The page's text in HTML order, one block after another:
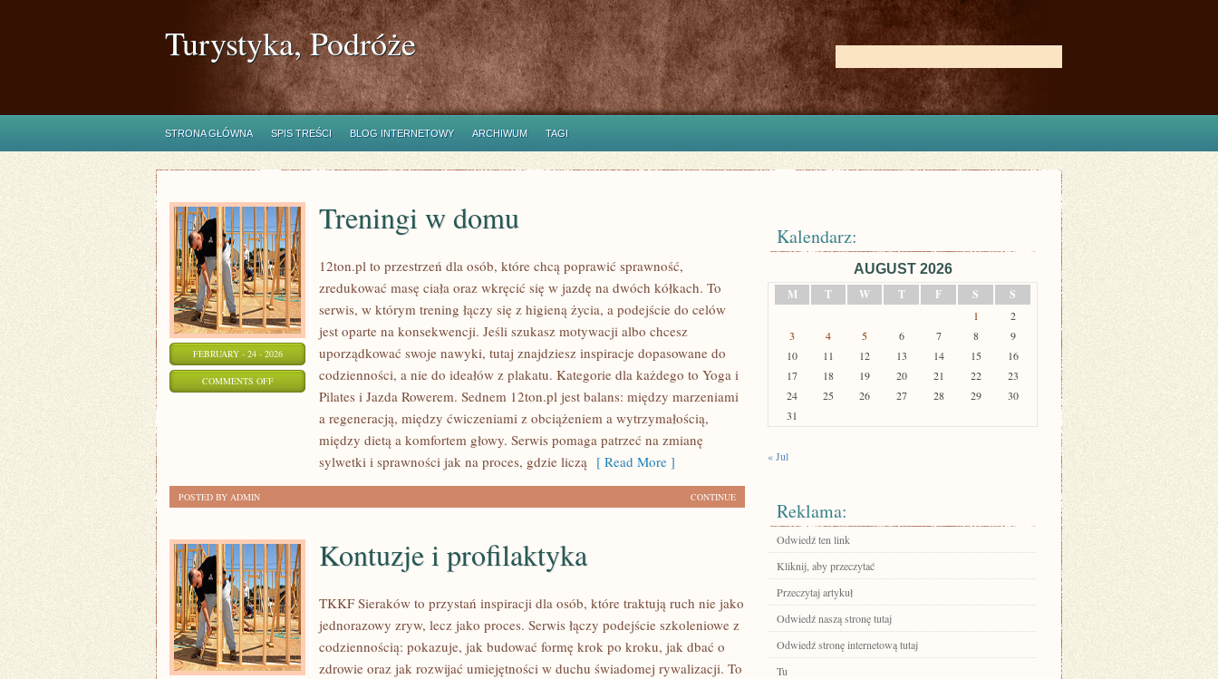
Turystyka, Podróże
STRONA GŁÓWNA SPIS TREŚCI BLOG INTERNETOWY ARCHIWUM TAGI
FEBRUARY - 24 - 2026
COMMENTS OFFON
Treningi w domu
12ton.pl to przestrzeń dla osób, które chcą poprawić sprawność,
zredukować masę ciała oraz wkręcić się w jazdę na dwóch kółkach. To
serwis, w którym trening łączy się z higieną życia, a podejście do celów
jest oparte na konsekwencji. Jeśli szukasz motywacji albo chcesz
uporządkować swoje nawyki, tutaj znajdziesz inspiracje dopasowane do
codzienności, a nie do ideałów z plakatu. Kategorie dla każdego to Yoga i
Pilates i Jazda Rowerem. Sednem 12ton.pl jest balans: między marzeniami
a regeneracją, między ćwiczeniami z obciążeniem a wytrzymałością,
między dietą a komfortem głowy. Serwis pomaga patrzeć na zmianę
sylwetki i sprawności jak na proces, gdzie liczą [ Read More ]
CONTINUE
POSTED BY ADMIN
Kontuzje i profilaktyka
TKKF Sieraków to przystań inspiracji dla osób, które traktują ruch nie jako
jednorazowy zryw, lecz jako proces. Serwis łączy podejście szkoleniowe z
codziennością: pokazuje, jak budować formę krok po kroku, jak dbać o
zdrowie oraz jak rozwijać umiejętności w duchu świadomej rywalizacji. To
Kalendarz:
AUGUST 2026
M
T W T F S S
1
2
3
4 5 6 7 8
9
10
11 12 13 14 15
16
17
18 19 20 21 22
23
24
25 26 27 28 29
30
31
« Jul
Reklama:
Odwiedź ten link
Kliknij, aby przeczytać
Przeczytaj artykuł
Odwiedź naszą stronę tutaj
Odwiedź stronę internetową tutaj
Tu